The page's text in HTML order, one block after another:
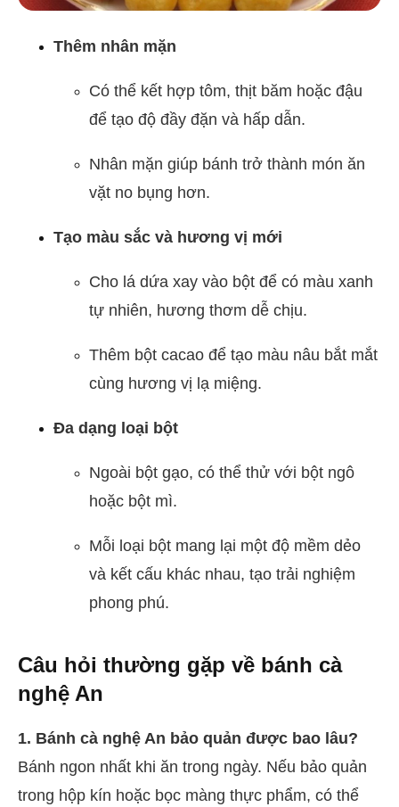
Thêm nhân mặn
Có thể kết hợp tôm, thịt băm hoặc đậu
để tạo độ đầy đặn và hấp dẫn.
Nhân mặn giúp bánh trở thành món ăn
vặt no bụng hơn.
Tạo màu sắc và hương vị mới
Cho lá dứa xay vào bột để có màu xanh
tự nhiên, hương thơm dễ chịu.
Thêm bột cacao để tạo màu nâu bắt mắt
cùng hương vị lạ miệng.
Đa dạng loại bột
Ngoài bột gạo, có thể thử với bột ngô
hoặc bột mì.
Mỗi loại bột mang lại một độ mềm dẻo
và kết cấu khác nhau, tạo trải nghiệm
phong phú.
Câu hỏi thường gặp về bánh cà
nghệ An
1. Bánh cà nghệ An bảo quản được bao lâu?
Bánh ngon nhất khi ăn trong ngày. Nếu bảo quản
trong hộp kín hoặc bọc màng thực phẩm, có thể